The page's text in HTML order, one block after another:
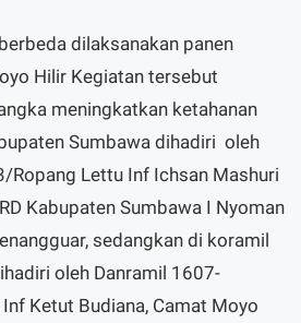
dilaksanakan panen
Hilir Kegiatan tersebut
meningkatkan ketahanan
Sumbawa dihadiri oleh
Ropang Lettu Inf Ichsan Mashuri
Kabupaten Sumbawa I Nyoman
sedangkan di koramil
oleh Danramil 1607-
Ketut Budiana, Camat Moyo